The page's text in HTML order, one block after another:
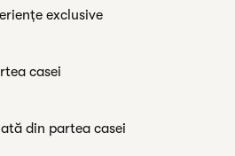
exclusive
casei
din partea casei